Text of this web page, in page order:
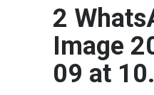
2
Image
09 at